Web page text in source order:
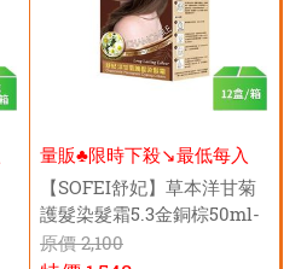
量販♣限時下殺↘️最低每入
$119元
【SOFEI舒妃】草本洋甘菊
護髮染髮霜5.3金銅棕50ml-
12盒/箱
原價2,100